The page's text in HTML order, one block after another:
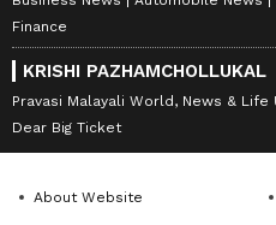
Finance
KRISHI PAZHAMCHOLLUKAL
Pravasi Malayali World, News & Life
Dear Big Ticket
About Website